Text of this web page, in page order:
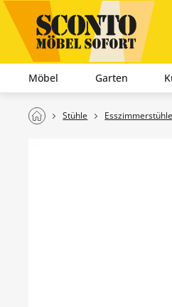
Möbel Garten
Stühle Esszimmerstühle